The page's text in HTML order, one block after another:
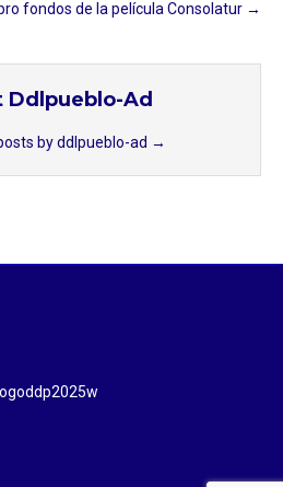
fondos de la película Consolatur →
Ddlpueblo-Ad
by ddlpueblo-ad →